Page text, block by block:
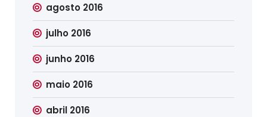
agosto 2016
julho 2016
junho 2016
maio 2016
abril 2016